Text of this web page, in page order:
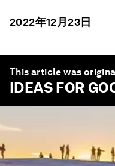
2022年12月23日
This article was
IDEAS FOR